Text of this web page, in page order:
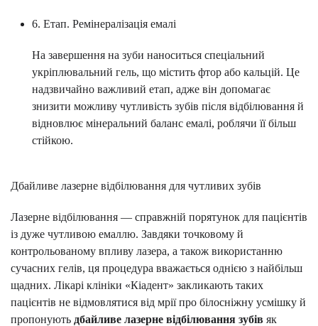
6. Етап. Ремінералізація емалі
На завершення на зуби наноситься спеціальний
укріплювальний гель, що містить фтор або кальцій. Це
надзвичайно важливий етап, адже він допомагає
знизити можливу чутливість зубів після відбілювання й
відновлює мінеральний баланс емалі, роблячи її більш
стійкою.
Дбайливе лазерне відбілювання для чутливих зубів
Лазерне відбілювання — справжній порятунок для пацієнтів
із дуже чутливою емаллю. Завдяки точковому й
контрольованому впливу лазера, а також використанню
сучасних гелів, ця процедура вважається однією з найбільш
щадних. Лікарі клініки «Кіадент» закликають таких
пацієнтів не відмовлятися від мрії про білосніжну усмішку й
пропонують дбайливе лазерне відбілювання зубів як